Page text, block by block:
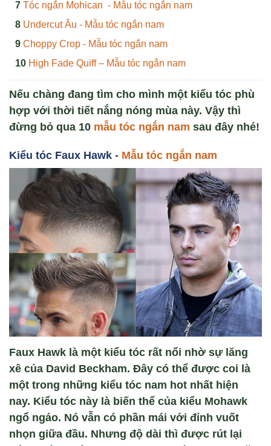
Tóc ngắn Mohican - Mẫu tóc ngắn nam
Undercut Âu - Mẫu tóc ngắn nam
Choppy Crop - Mẫu tóc ngắn nam
High Fade Quiff – Mẫu tóc ngắn nam
Nếu chàng đang tìm cho mình một kiểu tóc phù
hợp với thời tiết nắng nóng mùa này. Vậy thì
đừng bỏ qua 10 mẫu tóc ngắn nam sau đây nhé!
Kiểu tóc Faux Hawk - Mẫu tóc ngắn nam
Faux Hawk là một kiểu tóc rất nổi nhờ sự lăng
xê của David Beckham. Đây có thể được coi là
một trong những kiểu tóc nam hot nhất hiện
nay. Kiểu tóc này là biến thể của kiểu Mohawk
ngổ ngáo. Nó vẫn có phần mái với đỉnh vuốt
nhọn giữa đầu. Nhưng độ dài thì được rút lại